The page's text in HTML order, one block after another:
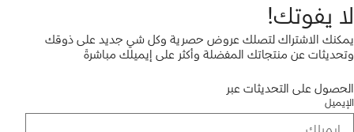
لا يفوتك!
يمكنك الاشتراك لتصلك عروض حصرية وكل شي جديد على ذوقك
وتحديثات عن منتجاتك المفضلة وأكثر على إيميلك مباشرةً
الحصول على التحديثات عبر
الإيميل